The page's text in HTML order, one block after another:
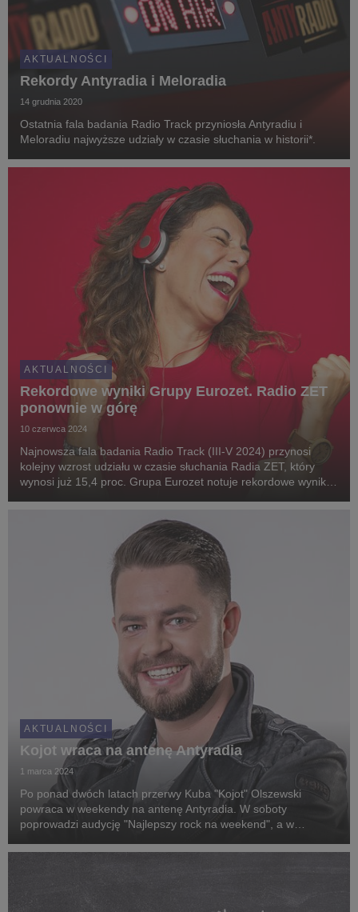
AKTUALNOŚCI
Rekordy Antyradia i Meloradia
14 grudnia 2020
Ostatnia fala badania Radio Track przyniosła Antyradiu i
Meloradiu najwyższe udziały w czasie słuchania w historii*.
AKTUALNOŚCI
Rekordowe wyniki Grupy Eurozet. Radio ZET
ponownie w górę
10 czerwca 2024
Najnowsza fala badania Radio Track (III-V 2024) przynosi
kolejny wzrost udziału w czasie słuchania Radia ZET, który
wynosi już 15,4 proc. Grupa Eurozet notuje rekordowe wyniki i
AKTUALNOŚCI
Kojot wraca na antenę Antyradia
1 marca 2024
Po ponad dwóch latach przerwy Kuba "Kojot" Olszewski
powraca w weekendy na antenę Antyradia. W soboty
poprowadzi audycję "Najlepszy rock na weekend", a w